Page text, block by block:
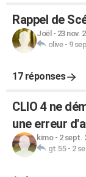
Rappel de
Joël - 23 nov.
olive- 9
17 réponses
CLIO 4 ne
une erreur
kimo- 2 sept.
gt.55- 2